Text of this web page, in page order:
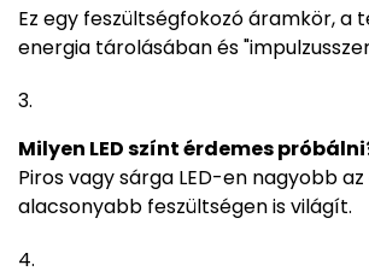
Ez egy feszültségfokozó áramkör, a
energia tárolásában és
Milyen LED színt érdemes
Piros vagy sárga LED-en nagyobb
alacsonyabb feszültségen is világít.